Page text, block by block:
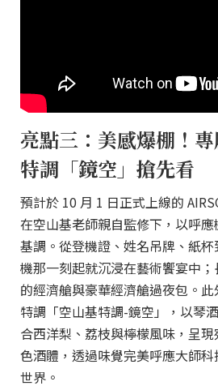
亮點三：美感爆棚！
特調「鏡空」搶先看
預計於 10 月 1 日正式上線的
在空山基老師親自監修下，以呼
基調。從登機證、姓名吊牌、紙
機那一刻起就沉浸在藝術饗宴中
的經濟艙與豪華經濟艙過夜包。
特調「空山基特調-鏡空」，以琴
合西洋梨、荔枝與檸檬風味，呈
色酒體，透過味覺完美呼應大師
世界。